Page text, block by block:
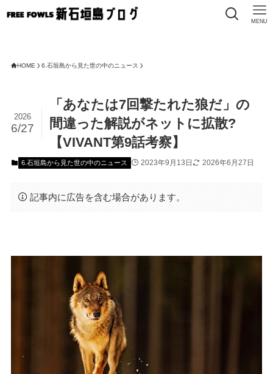
MENU
HOME 6.石垣島から見た世の中のニュース
「あなたは7回撃たれた狼だ」の
間違った解説がネットに拡散?
【VIVANT第9話考察】
2026
6/27
6.石垣島から見た世の中のニュース 2023年9月13日 2026年6月27日
記事内に広告を含む場合があります。